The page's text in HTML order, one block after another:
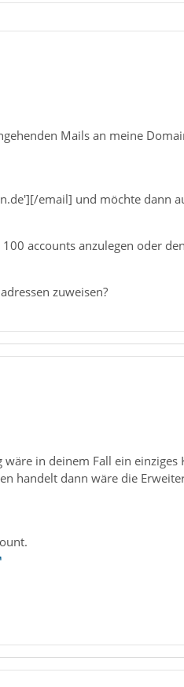
Mails an meine
email] und möchte dann
accounts anzulegen oder
zuweisen?
in deinem Fall ein
handelt dann wäre die